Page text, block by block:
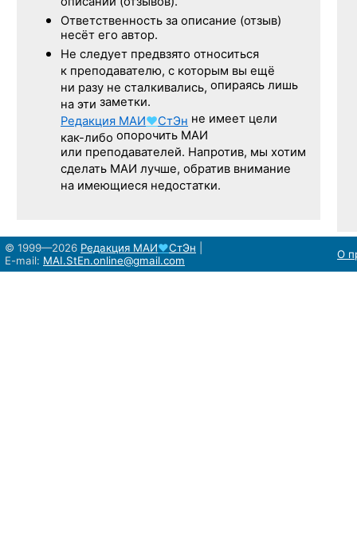
Ответственность за описание (отзыв)
несёт его автор.
Не следует предвзято относиться
к преподавателю, с которым вы ещё
ни разу не сталкивались, опираясь лишь
на эти заметки.
Редакция МАИ♥СтЭн не имеет цели
как-либо опорочить МАИ
или преподавателей. Напротив, мы хотим
сделать МАИ лучше, обратив внимание
на имеющиеся недостатки.
© 1999—2026 Редакция МАИ♥СтЭн
E-mail: MAI.StEn.online@gmail.com О